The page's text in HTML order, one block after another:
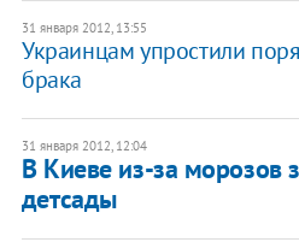
31 января 2012, 13:55
Украинцам упростили
брака
31 января 2012, 12:04
В Киеве из-за морозов
детсады